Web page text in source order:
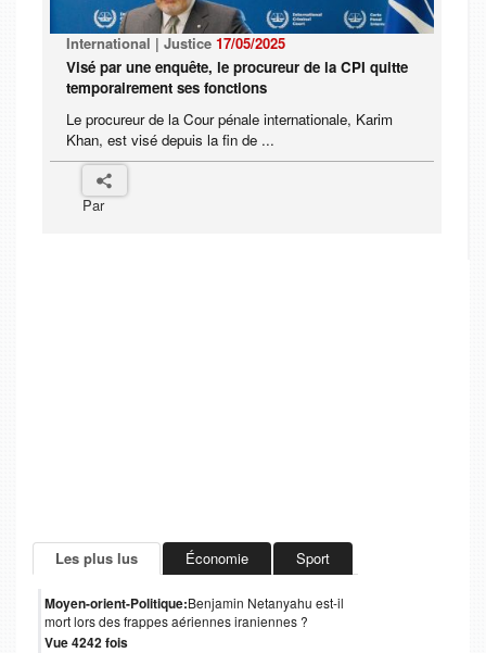
International | Justice 17/05/2025
Visé par une enquête, le procureur de la CPI quitte
temporairement ses fonctions
Le procureur de la Cour pénale internationale, Karim
Khan, est visé depuis la fin de ...
Par
Les plus lus Économie Sport
Moyen-orient-Politique:Benjamin Netanyahu est-il
mort lors des frappes aériennes iraniennes ?
Vue 4242 fois